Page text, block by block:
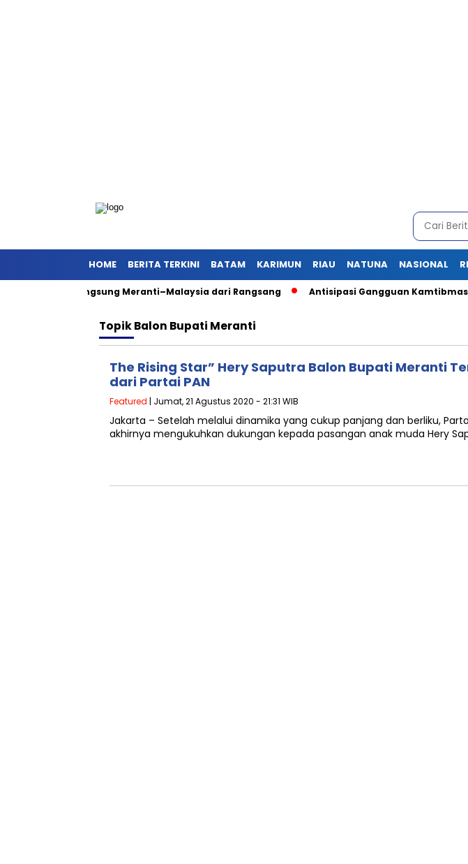
HOME BERITA TERKINI BATAM KARIMUN RIAU NATUNA NASIONAL
Langsung Meranti–Malaysia dari Rangsang Antisipasi Gangguan Kamtibmas Saat
TopikBalon Bupati Meranti
The Rising Star” Hery Saputra Balon Bupati Meranti
dari Partai PAN
Featured | Jumat, 21 Agustus 2020 - 21:31 WIB
Jakarta – Setelah melalui dinamika yang cukup panjang dan berliku,
akhirnya mengukuhkan dukungan kepada pasangan anak muda Hery